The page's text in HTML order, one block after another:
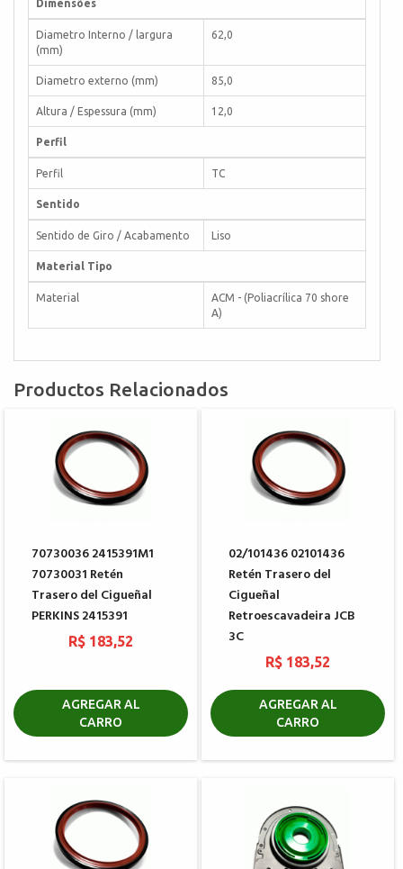
Dimensões
Diametro Interno / largura
(mm)
62,0
Diametro externo (mm) 85,0
Altura / Espessura (mm) 12,0
Perfil
Perfil TC
Sentido
Sentido de Giro / Acabamento Liso
Material Tipo
Material
ACM - (Poliacrílica 70 shore
A)
Productos Relacionados
70730036 2415391M1
70730031 Retén
Trasero del Cigueñal
PERKINS 2415391
R$ 183,52
AGREGAR AL
CARRO
02/101436 02101436
Retén Trasero del
Cigueñal
Retroescavadeira JCB
3C
R$ 183,52
AGREGAR AL
CARRO